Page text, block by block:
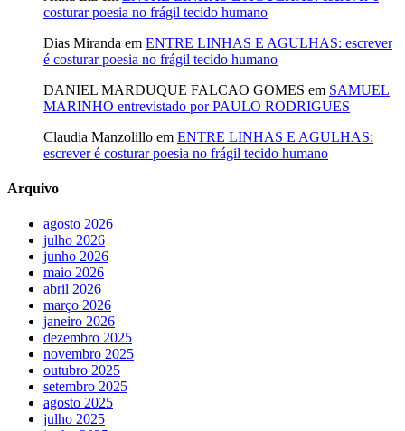
costurar poesia no frágil tecido humano
Dias Miranda em ENTRE LINHAS E AGULHAS: escrever
é costurar poesia no frágil tecido humano
DANIEL MARDUQUE FALCAO GOMES em SAMUEL
MARINHO entrevistado por PAULO RODRIGUES
Claudia Manzolillo em ENTRE LINHAS E AGULHAS:
escrever é costurar poesia no frágil tecido humano
Arquivo
agosto 2026
julho 2026
junho 2026
maio 2026
abril 2026
março 2026
janeiro 2026
dezembro 2025
novembro 2025
outubro 2025
setembro 2025
agosto 2025
julho 2025